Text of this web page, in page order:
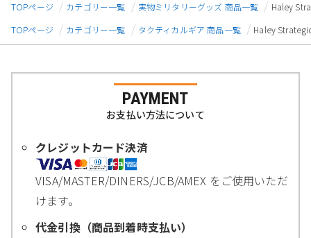
TOPページ
カテゴリー一覧 実物ミリタリーグッズ 商品一覧
Haley
TOPページ
カテゴリー一覧 タクティカルギア 商品一覧 Haley
PAYMENT
お支払い方法について
クレジットカード決済
VISA/MASTER/DINERS/JCB/AMEX をご使用いただ
けます。
代金引換（商品到着時支払い）